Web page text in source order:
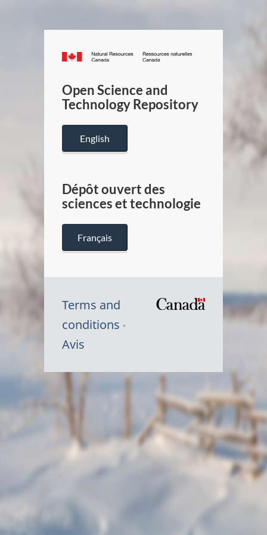
Canada.ca
/
Canada
Open Science and
Technology Repository
English
Dépôt ouvert des
sciences et technologie
Français
Terms and
conditions
Avis
Symbole
Canada